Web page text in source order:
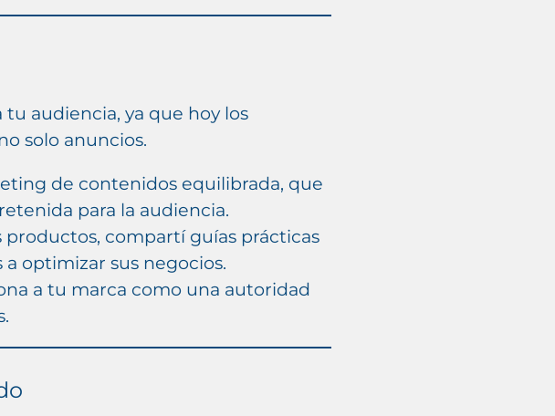
audiencia, ya que hoy los
solo anuncios.
de contenidos equilibrada, que
para la audiencia.
compartí guías prácticas
optimizar sus negocios.
a tu marca como una autoridad